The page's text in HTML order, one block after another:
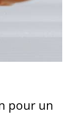
pour un